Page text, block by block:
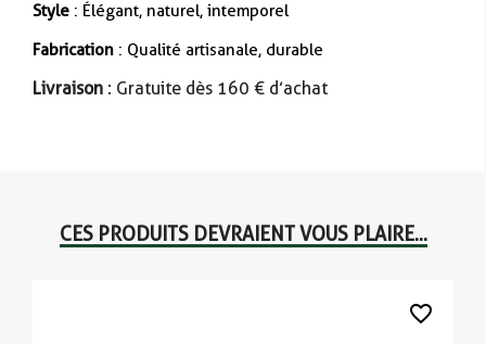
Style : Élégant, naturel, intemporel
Fabrication : Qualité artisanale, durable
Livraison : Gratuite dès 160 € d’achat
CES PRODUITS DEVRAIENT VOUS PLAIRE...
favorite_border